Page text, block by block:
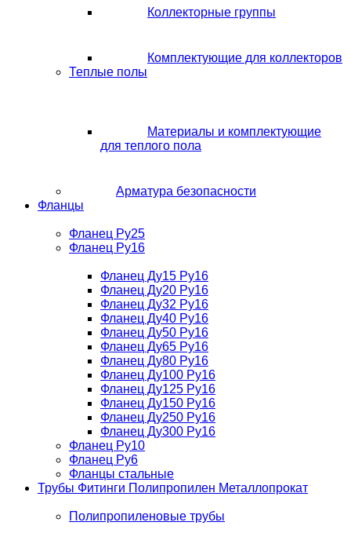
Коллекторные группы
Комплектующие для коллекторов
Теплые полы
Материалы и комплектующие
для теплого пола
Арматура безопасности
Фланцы
Фланец Ру25
Фланец Ру16
Фланец Ду15 Ру16
Фланец Ду20 Ру16
Фланец Ду32 Ру16
Фланец Ду40 Ру16
Фланец Ду50 Ру16
Фланец Ду65 Ру16
Фланец Ду80 Ру16
Фланец Ду100 Ру16
Фланец Ду125 Ру16
Фланец Ду150 Ру16
Фланец Ду250 Ру16
Фланец Ду300 Ру16
Фланец Ру10
Фланец Ру6
Фланцы стальные
Трубы Фитинги Полипропилен Металлопрокат
Полипропиленовые трубы